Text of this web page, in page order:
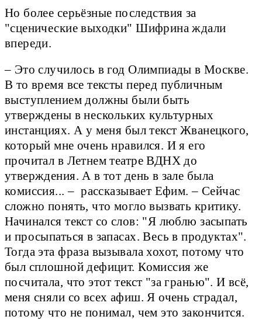
Но более серьёзные последствия за
"сценические выходки" Шифрина ждали
впереди.
– Это случилось в год Олимпиады в Москве.
В то время все тексты перед публичным
выступлением должны были быть
утверждены в нескольких культурных
инстанциях. А у меня был текст Жванецкого,
который мне очень нравился. И я его
прочитал в Летнем театре ВДНХ до
утверждения. А в тот день в зале была
комиссия... – рассказывает Ефим. – Сейчас
сложно понять, что могло вызвать критику.
Начинался текст со слов: "Я люблю засыпать
и просыпаться в запасах. Весь в продуктах".
Тогда эта фраза вызывала хохот, потому что
был сплошной дефицит. Комиссия же
посчитала, что этот текст "за гранью". И всё,
меня сняли со всех афиш. Я очень страдал,
потому что не понимал, чем это закончится.